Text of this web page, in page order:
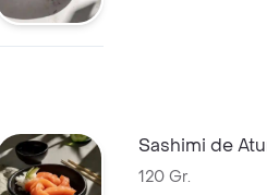
Sashimi de
120 Gr.